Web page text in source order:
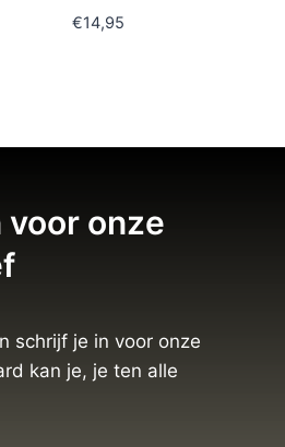
€14,95
onze
schrijf je in voor onze
kan je, je ten alle